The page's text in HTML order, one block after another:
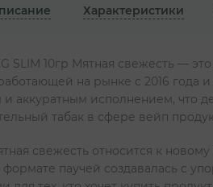
Характеристики
SLIM 10гр Мятная свежесть —
на рынке с 2016
аккуратным исполнением, что
табак в сфере вейп
свежесть относится к
паучей создавалась с